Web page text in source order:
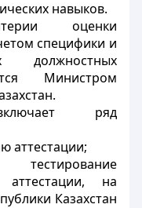
навыков.
оценки
специфики и
Министром
ряд
аттестации;
аттестации, на
Казахстан